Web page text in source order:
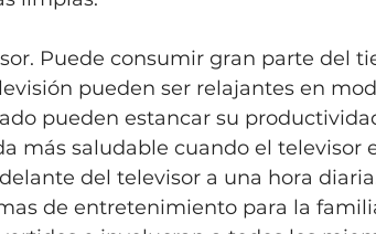
Puede consumir gran parte del
pueden ser relajantes en
pueden estancar su
más saludable cuando el televisor
del televisor a una hora
de entretenimiento para la